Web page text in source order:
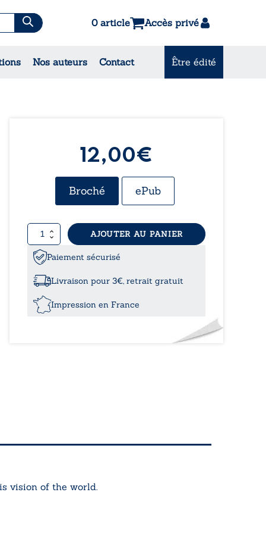
0 article Accès privé
Nos auteurs Contact Être édité
12,00€
Broché ePub
quantité
de
My
quotes
AJOUTER AU PANIER
Paiement sécurisé
Livraison pour 3€, retrait gratuit
Impression en France
vision of the world.